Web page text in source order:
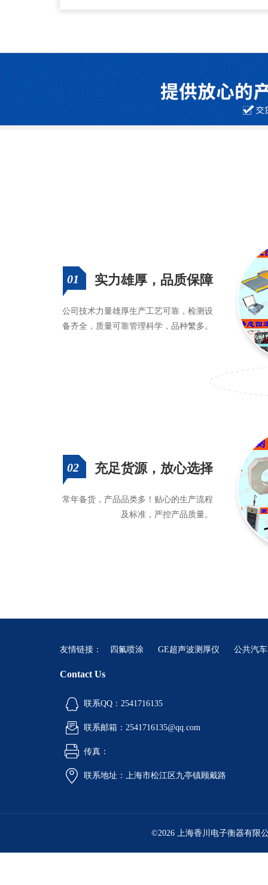
营：电子秤，电子吊秤，电子吊称，电子吊钩秤
地磅秤，电子台秤，电子天平，电子吊钩称，，
磅，汽车磅秤，汽车过磅，地面衡
01 实力雄厚，品质保障
公司技术力量雄厚生产工艺可靠，检测设
备齐全，质量可靠管理科学，品种繁多。
02 充足货源，放心选择
常年备货，产品品类多！贴心的生产流程
及标准，严控产品质量。
友情链接： 四氟喷涂 GE超声波测厚仪 公共汽
Contact Us
联系QQ：2541716135
联系邮箱：2541716135@qq.com
传真：
联系地址：上海市松江区九亭镇顾戴路
©2026 上海香川电子衡器有限